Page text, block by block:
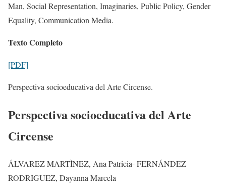
Man, Social Representation, Imaginaries, Public Policy, Gender
Equality, Communication Media.
Texto Completo
[PDF]
Perspectiva socioeducativa del Arte Circense.
Perspectiva socioeducativa del Arte
Circense
ÁLVAREZ MARTÌNEZ, Ana Patricia- FERNÁNDEZ
RODRIGUEZ, Dayanna Marcela